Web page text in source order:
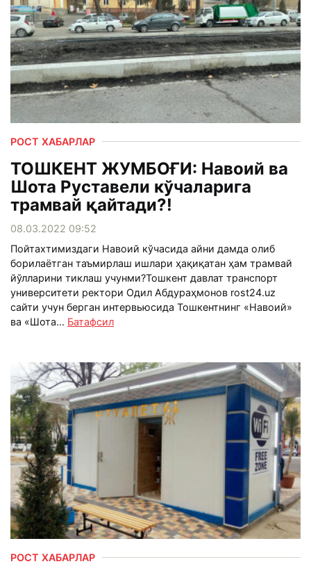
РОСТ ХАБАРЛАР
ТОШКЕНТ ЖУМБОҒИ: Навоий ва
Шота Руставели кўчаларига
трамвай қайтади?!
08.03.2022 09:52
Пойтахтимиздаги Навоий кўчасида айни дамда олиб
борилаётган таъмирлаш ишлари ҳақиқатан ҳам трамвай
йўлларини тиклаш учунми?Тошкент давлат транспорт
университети ректори Одил Абдураҳмонов rost24.uz
сайти учун берган интервьюсида Тошкентнинг «Навоий»
ва «Шота... Батафсил
РОСТ ХАБАРЛАР